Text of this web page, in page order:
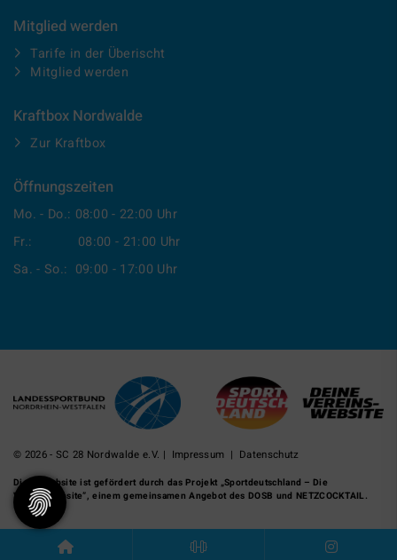
Mitglied werden
Tarife in der Überischt
Mitglied werden
Kraftbox Nordwalde
Zur Kraftbox
Öffnungszeiten
Mo. - Do.: 08:00 - 22:00 Uhr
Fr.: 08:00 - 21:00 Uhr
Sa. - So.: 09:00 - 17:00 Uhr
© 2026 - SC 28 Nordwalde e.V. | Impressum | Datenschutz
Diese Website ist gefördert durch das Projekt „Sportdeutschland – Die
Vereinswebsite”, einem gemeinsamen Angebot des DOSB und NETZCOCKTAIL.